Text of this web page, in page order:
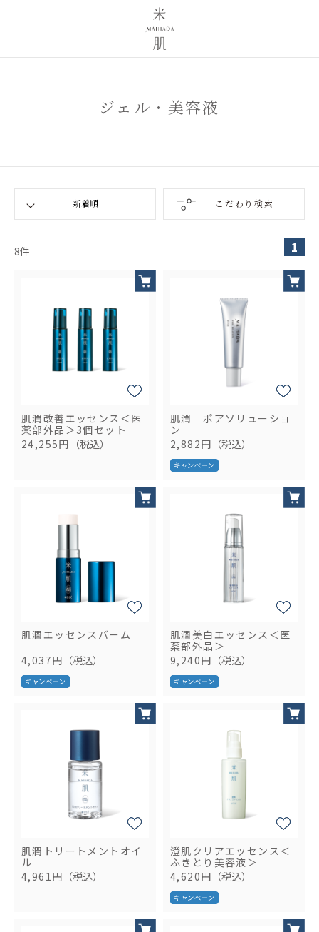
ジェル・美容液
こだわり検索
8件 1
肌潤改善エッセンス＜医
薬部外品＞3個セット
24,255円 （税込）
肌潤 ポアソリューショ
ン
2,882円 （税込）
肌潤エッセンスバーム
4,037円 （税込）
肌潤美白エッセンス＜医
薬部外品＞
9,240円 （税込）
肌潤トリートメントオイ
ル
4,961円 （税込）
澄肌クリアエッセンス＜
ふきとり美容液＞
4,620円 （税込）